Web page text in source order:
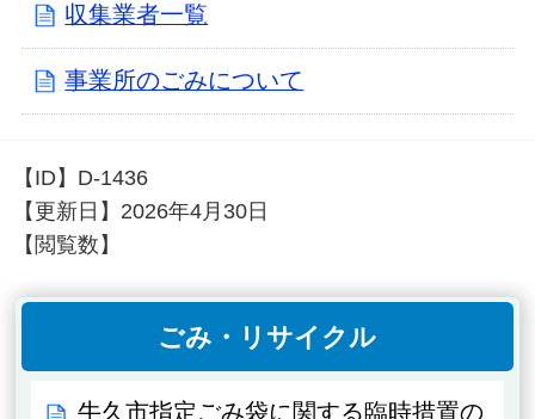
収集業者一覧
事業所のごみについて
【ID】 D-1436
【更新日】 2026年4月30日
【閲覧数】
ごみ・リサイクル
牛久市指定ごみ袋に関する臨時措置の